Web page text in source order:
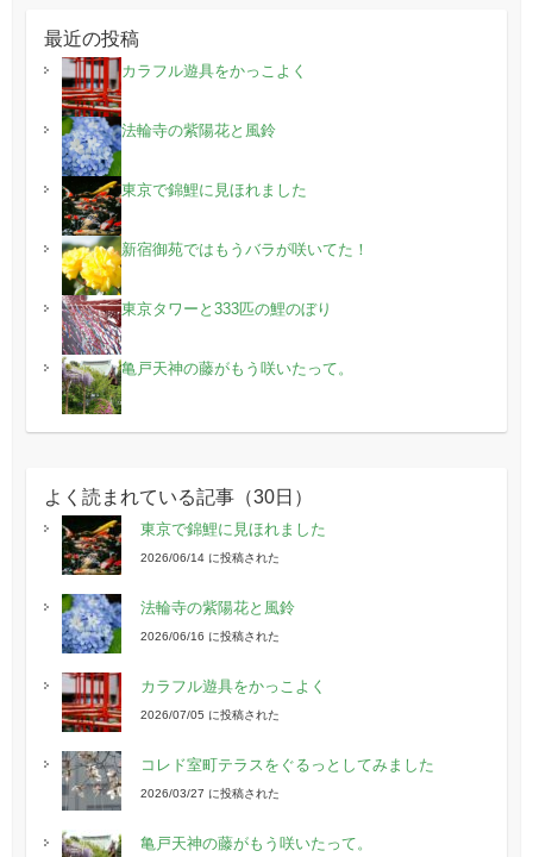
最近の投稿
カラフル遊具をかっこよく
法輪寺の紫陽花と風鈴
東京で錦鯉に見ほれました
新宿御苑ではもうバラが咲いてた！
東京タワーと333匹の鯉のぼり
亀戸天神の藤がもう咲いたって。
よく読まれている記事（30日）
東京で錦鯉に見ほれました
2026/06/14 に投稿された
法輪寺の紫陽花と風鈴
2026/06/16 に投稿された
カラフル遊具をかっこよく
2026/07/05 に投稿された
コレド室町テラスをぐるっとしてみました
2026/03/27 に投稿された
亀戸天神の藤がもう咲いたって。